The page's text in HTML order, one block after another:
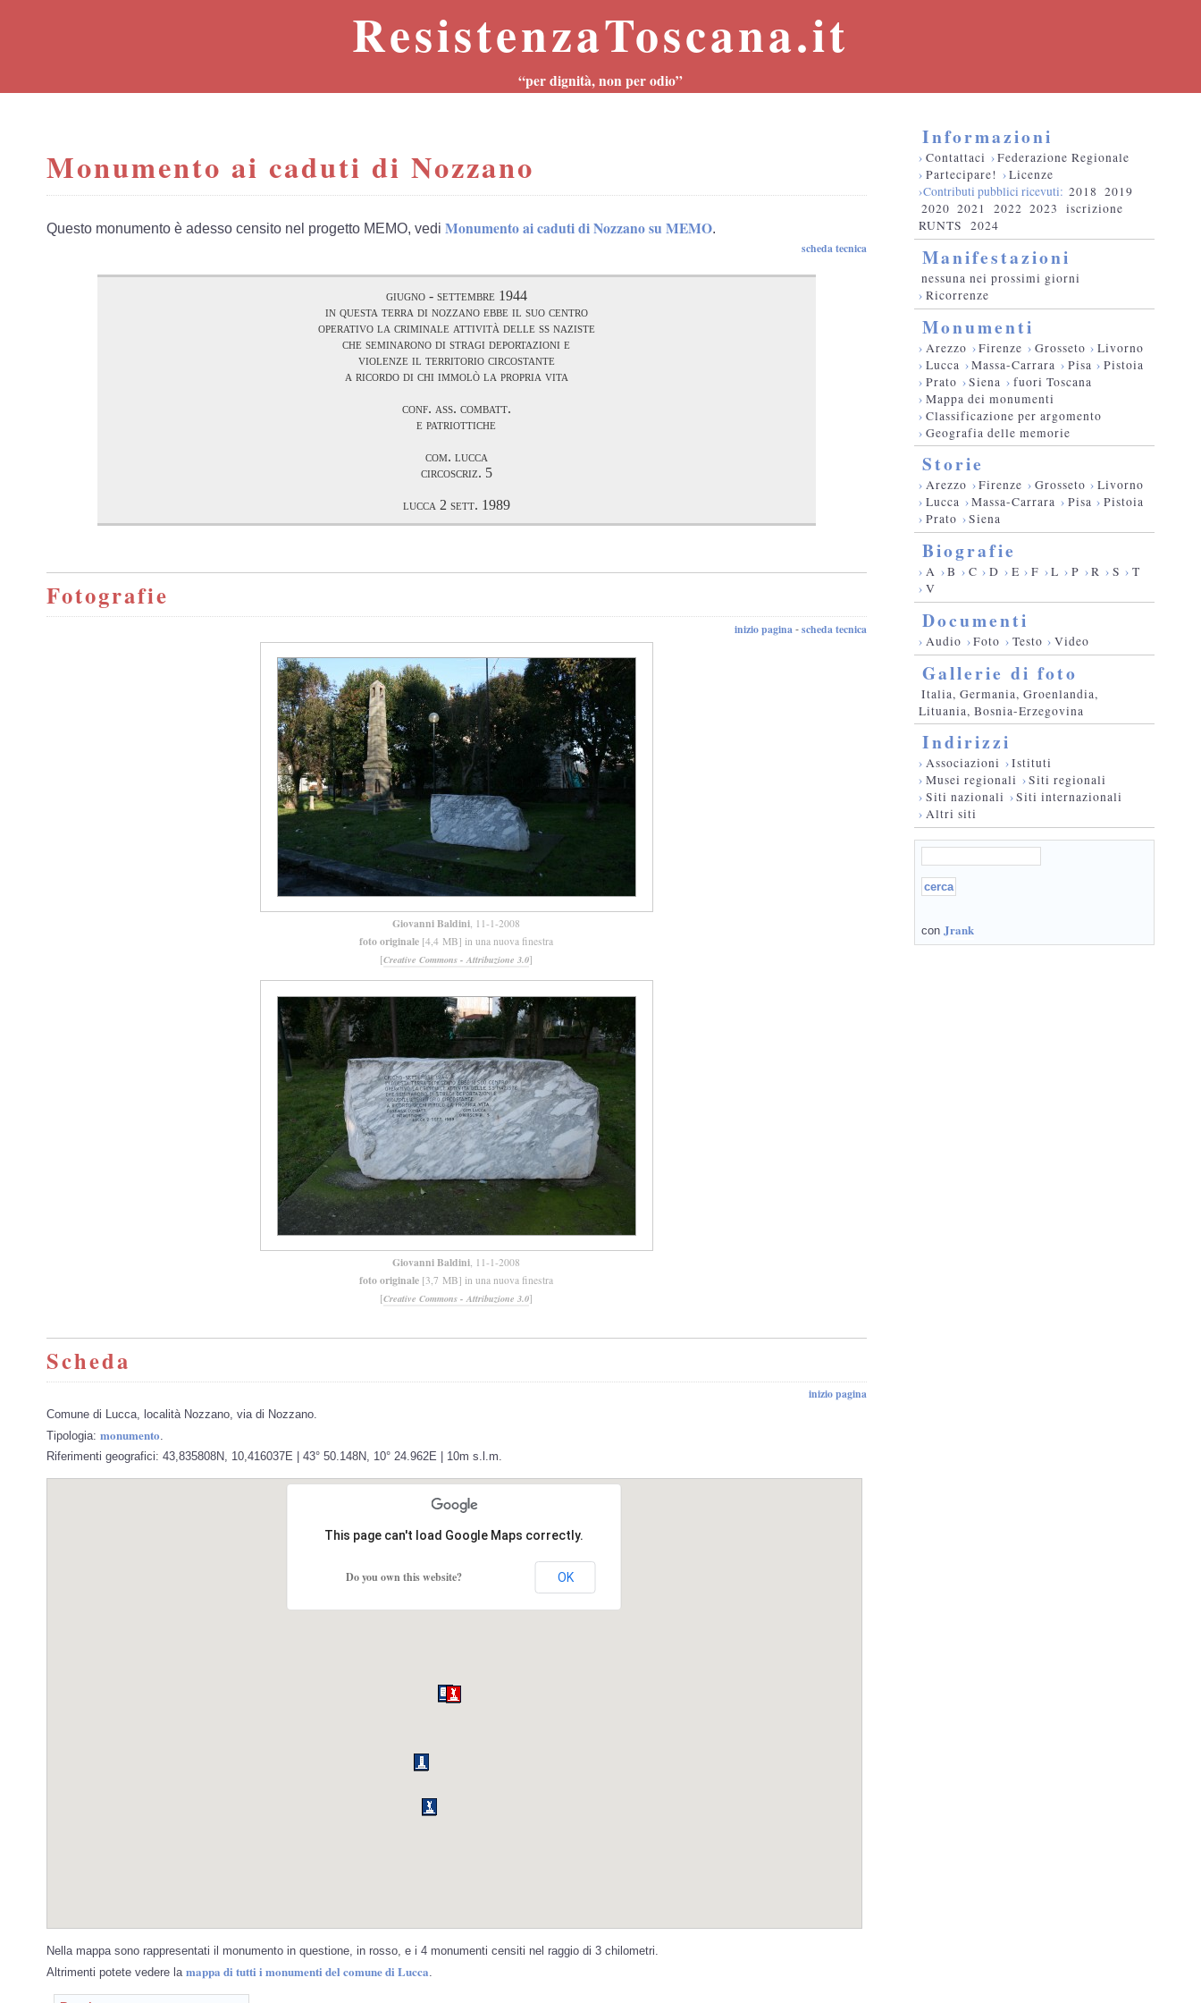
ResistenzaToscana.it
“per dignità, non per odio”
Monumento ai caduti di Nozzano
Questo monumento è adesso censito nel progetto MEMO, vedi Monumento ai caduti di Nozzano su MEMO.
scheda tecnica
giugno - settembre 1944
in questa terra di nozzano ebbe il suo centro
operativo la criminale attività delle ss naziste
che seminarono di stragi deportazioni e
violenze il territorio circostante
a ricordo di chi immolò la propria vita
conf. ass. combatt.
e patriottiche
com. lucca
circoscriz. 5
lucca 2 sett. 1989
Fotografie
inizio pagina - scheda tecnica
Giovanni Baldini, 11-1-2008
foto originale [4,4 MB] in una nuova finestra
[Creative Commons - Attribuzione 3.0]
Giovanni Baldini, 11-1-2008
foto originale [3,7 MB] in una nuova finestra
[Creative Commons - Attribuzione 3.0]
Scheda
inizio pagina
Comune di Lucca, località Nozzano, via di Nozzano.
Tipologia: monumento
Riferimenti geografici: 43,835808N, 10,416037E | 43° 50.148N, 10° 24.962E | 10m s.l.m.
This page can't load Google Maps correctly.
Do you own this website? OK
Nella mappa sono rappresentati il monumento in questione, in rosso, e i 4 monumenti censiti nel raggio di 3 chilometri.
Altrimenti potete vedere la mappa di tutti i monumenti del comune di Lucca
Informazioni
› Contattaci ›Federazione Regionale
› Partecipare! ›Licenze
›Contributi pubblici ricevuti: 2018 2019
2020 2021 2022 2023
iscrizione
RUNTS
2024
Manifestazioni
nessuna nei prossimi giorni
› Ricorrenze
Monumenti
› Arezzo ›Firenze › Grosseto › Livorno
› Lucca ›Massa-Carrara › Pisa › Pistoia
› Prato ›Siena › fuori Toscana
› Mappa dei monumenti
› Classificazione per argomento
› Geografia delle memorie
Storie
› Arezzo ›Firenze › Grosseto › Livorno
› Lucca ›Massa-Carrara › Pisa › Pistoia
› Prato ›Siena
Biografie
› A ›B › C › D › E › F ›L › P ›R › S › T
› V
Documenti
› Audio ›Foto › Testo › Video
Gallerie di foto
Italia, Germania, Groenlandia,
Lituania, Bosnia-Erzegovina
Indirizzi
› Associazioni ›Istituti
› Musei regionali ›Siti regionali
› Siti nazionali ›Siti internazionali
› Altri siti
con Jrank